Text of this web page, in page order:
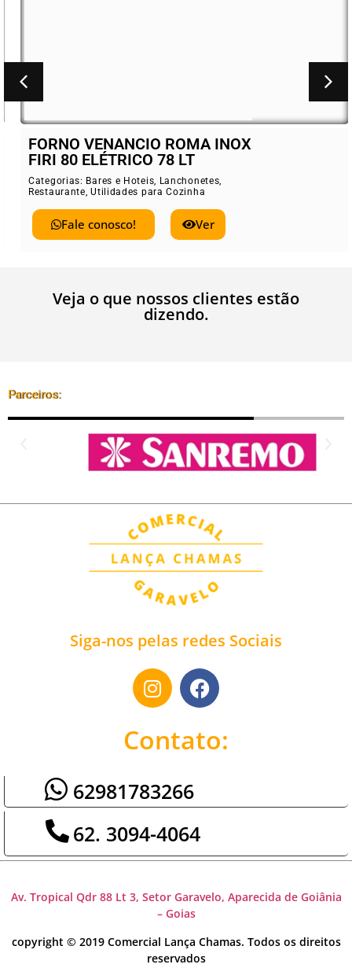
FORNO VENANCIO ROMA INOX
FIRI 80 ELÉTRICO 78 LT
Categorias:Bares e Hoteis,Lanchonetes,
Restaurante,Utilidades para Cozinha
Fale conosco! Ver
Veja o que nossos clientes estão
dizendo.
Parceiros:
Siga-nos pelas redes Sociais
Contato:
62981783266
62. 3094-4064
Av. Tropical Qdr 88 Lt 3, Setor Garavelo, Aparecida de Goiânia
– Goias
copyright © 2019 Comercial Lança Chamas. Todos os direitos
reservados